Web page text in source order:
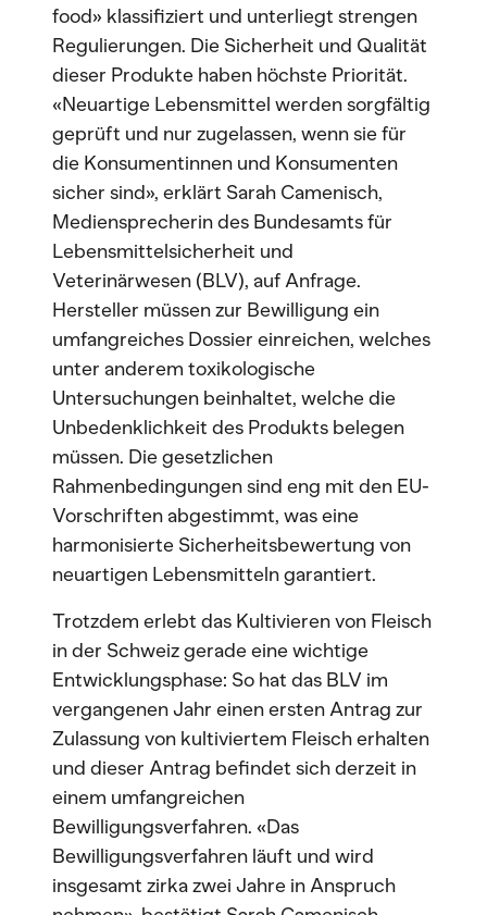
food» klassifiziert und unterliegt strengen
Regulierungen. Die Sicherheit und Qualität
dieser Produkte haben höchste Priorität.
«Neuartige Lebensmittel werden sorgfältig
geprüft und nur zugelassen, wenn sie für
die Konsumentinnen und Konsumenten
sicher sind», erklärt Sarah Camenisch,
Mediensprecherin des Bundesamts für
Lebensmittelsicherheit und
Veterinärwesen (BLV), auf Anfrage.
Hersteller müssen zur Bewilligung ein
umfangreiches Dossier einreichen, welches
unter anderem toxikologische
Untersuchungen beinhaltet, welche die
Unbedenklichkeit des Produkts belegen
müssen. Die gesetzlichen
Rahmenbedingungen sind eng mit den EU-
Vorschriften abgestimmt, was eine
harmonisierte Sicherheitsbewertung von
neuartigen Lebensmitteln garantiert.
Trotzdem erlebt das Kultivieren von Fleisch
in der Schweiz gerade eine wichtige
Entwicklungsphase: So hat das BLV im
vergangenen Jahr einen ersten Antrag zur
Zulassung von kultiviertem Fleisch erhalten
und dieser Antrag befindet sich derzeit in
einem umfangreichen
Bewilligungsverfahren. «Das
Bewilligungsverfahren läuft und wird
insgesamt zirka zwei Jahre in Anspruch